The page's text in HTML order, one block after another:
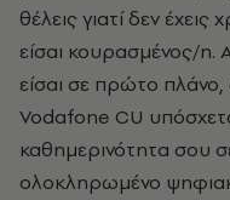
θέλεις γιατί δεν
είσαι κουρασμένος/η.
είσαι σε πρώτο πλάνο,
Vodafone CU
καθημερινότητα σου
ολοκληρωμένο